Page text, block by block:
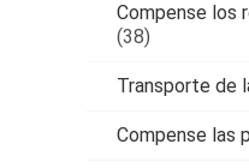
Compense los
(38)
Transporte de
Compense las